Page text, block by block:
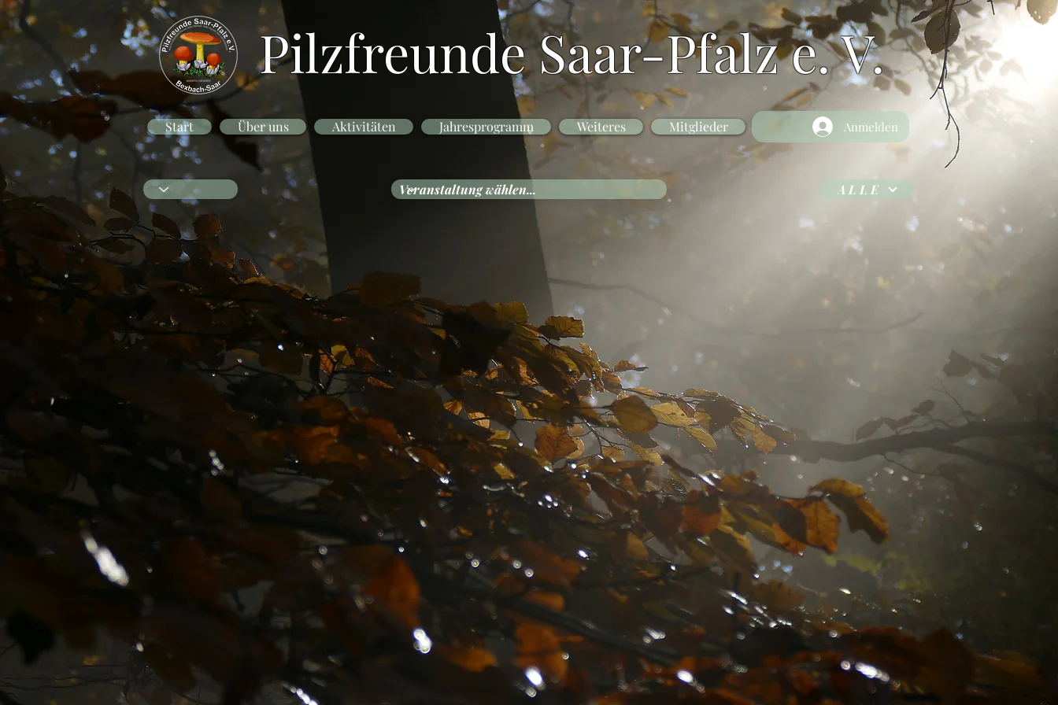
Pilzfreunde Saar-Pfalz e. V.
Start Über uns Aktivitäten Jahresprogramm Weiteres Mitglieder Anmelden
ALLE